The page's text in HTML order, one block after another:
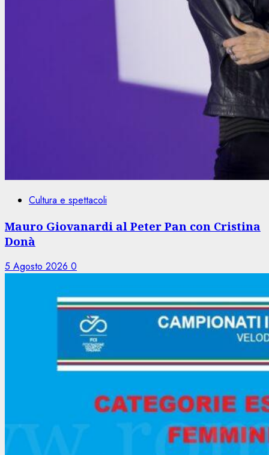
Cultura e spettacoli
Mauro Giovanardi al Peter Pan con Cristina
Donà
5 Agosto 2026 0